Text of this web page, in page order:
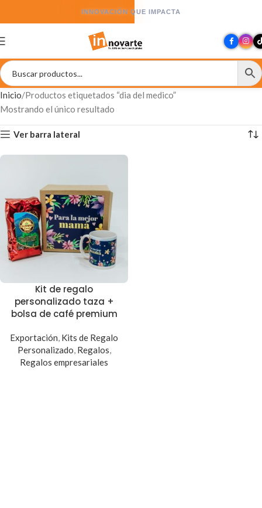
INNOVACIÓN QUE IMPACTA
Inicio Productos etiquetados “dia del medico”
Mostrando el único resultado
Ver barra lateral
Kit de regalo
personalizado taza +
bolsa de café premium
Exportación, Kits de Regalo
Personalizado, Regalos,
Regalos empresariales